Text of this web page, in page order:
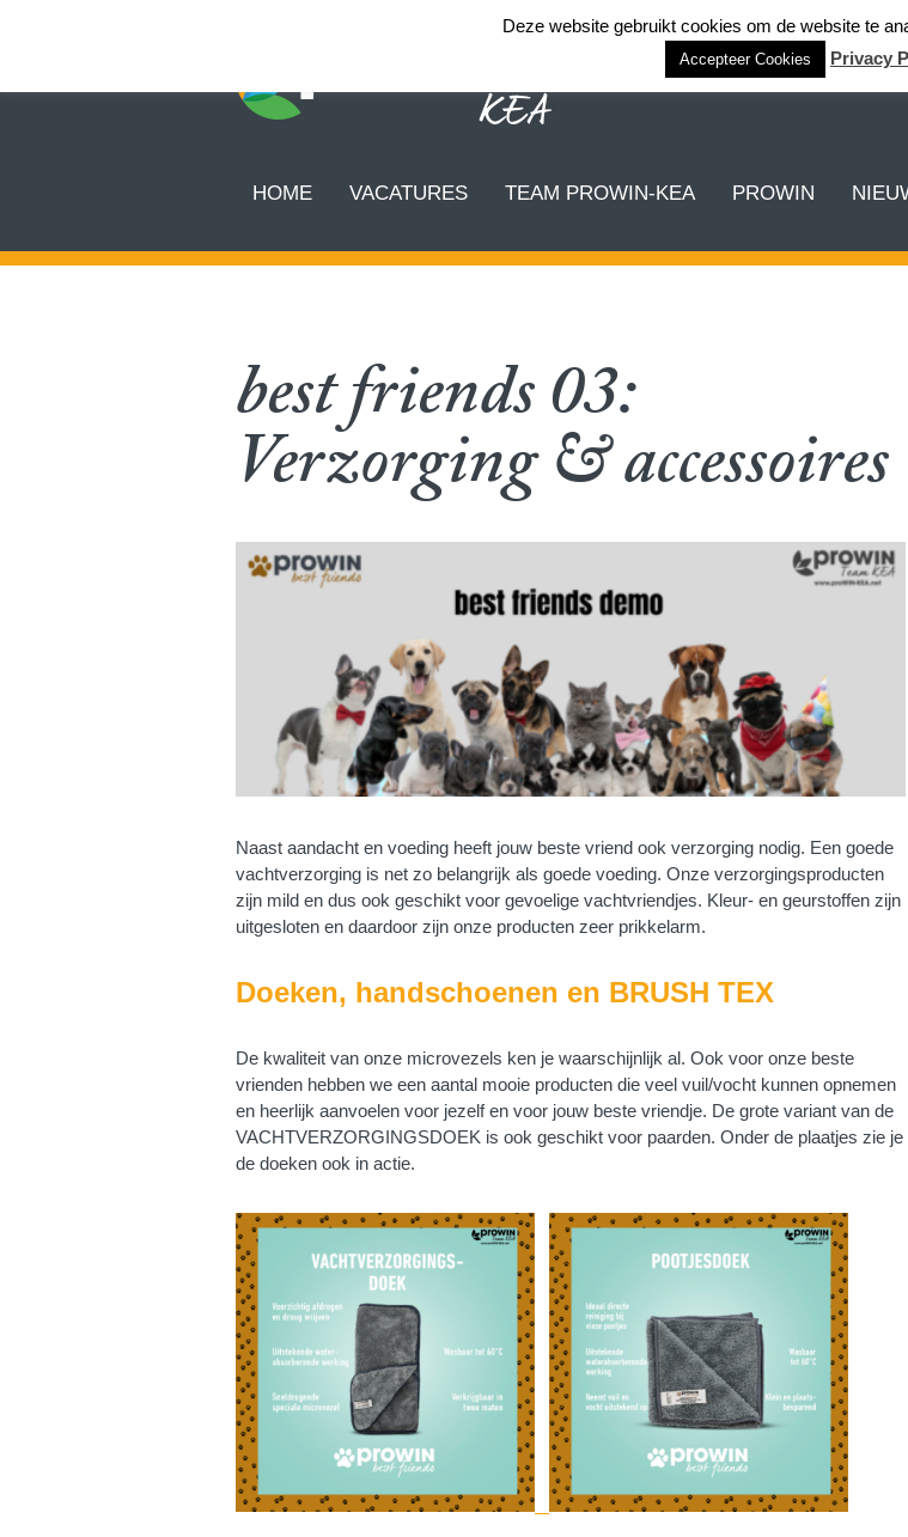
HOME VACATURES TEAM PROWIN-KEA PROWIN
best friends 03:
Verzorging & accessoires
Naast aandacht en voeding heeft jouw beste vriend ook verzorging nodig. Een goede
vachtverzorging is net zo belangrijk als goede voeding. Onze verzorgingsproducten
zijn mild en dus ook geschikt voor gevoelige vachtvriendjes. Kleur- en geurstoffen zijn
uitgesloten en daardoor zijn onze producten zeer prikkelarm.
Doeken, handschoenen en BRUSH TEX
De kwaliteit van onze microvezels ken je waarschijnlijk al. Ook voor onze beste
vrienden hebben we een aantal mooie producten die veel vuil/vocht kunnen opnemen
en heerlijk aanvoelen voor jezelf en voor jouw beste vriendje. De grote variant van de
VACHTVERZORGINGSDOEK is ook geschikt voor paarden. Onder de plaatjes zie je
de doeken ook in actie.
Deze website gebruikt cookies om de website te
Accepteer Cookies Privacy